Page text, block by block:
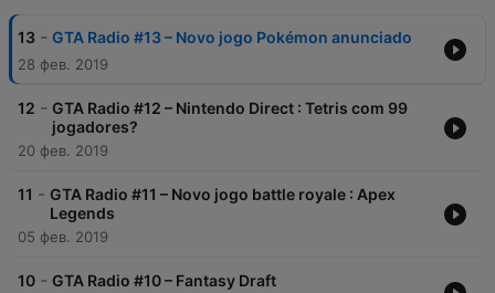
13 - GTA Radio #13 – Novo jogo Pokémon anunciado
28 фев. 2019
12 - GTA Radio #12 – Nintendo Direct : Tetris com 99
jogadores?
20 фев. 2019
11 - GTA Radio #11 – Novo jogo battle royale : Apex
Legends
05 фев. 2019
10 - GTA Radio #10 – Fantasy Draft